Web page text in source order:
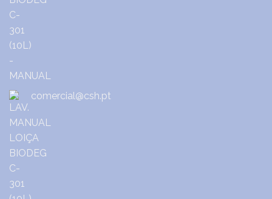
comercial@csh.pt